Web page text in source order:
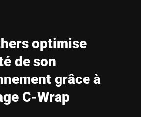
optimise
de son
grâce à
C-Wrap